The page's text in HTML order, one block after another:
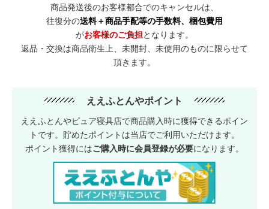
商品発送後のお客様都合でのキャンセルは、
往復分の送料＋商品手配等の手数料、梱包費用
がお客様のご負担となります。
返品・交換は商品衛生上、未開封、未使用のものに限らせて
頂きます。
ええふとんやポイント
ええふとんやピュア寝具店で商品購入時に獲得できるポイン
トです。貯めたポイントは当店でご利用いただけます。
ポイント獲得にはご購入時に会員登録が必要になります。